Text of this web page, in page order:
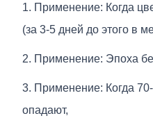
1. Применение: Когда
(за 3-5 дней до этого в
2. Применение: Эпоха
3. Применение: Когда
опадают,